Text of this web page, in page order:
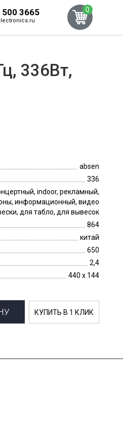
500 3665 0
336Вт,
absen
336
indoor, рекламный,
информационный, видео
для табло, для вывесок
864
китай
650
2,4
440 x 144
КУПИТЬ В 1 КЛИК